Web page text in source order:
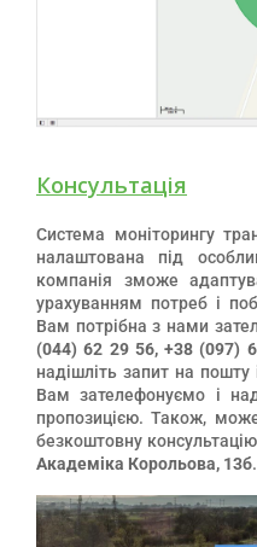
Консультація
Система моніторингу
налаштована під
компанія зможе
урахуванням потреб і
Вам потрібна з нами
(044) 62 29 56, +38 (097)
надішліть запит на пошту
Вам зателефонуємо і
пропозицією. Також,
безкоштовну
Академіка Корольова, 13б.